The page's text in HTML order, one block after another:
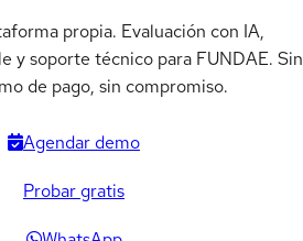
propia. Evaluación con IA,
y soporte técnico para FUNDAE. Sin
de pago, sin compromiso.
Agendar demo
Probar gratis